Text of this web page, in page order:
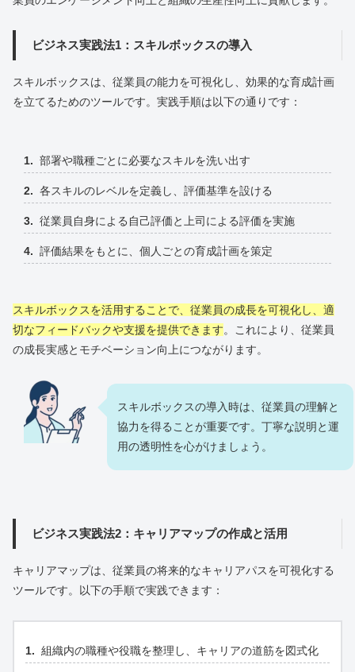
ビジネス実践法1：スキルボックスの導入
スキルボックスは、従業員の能力を可視化し、効果的な育成計画
を立てるためのツールです。実践手順は以下の通りです：
部署や職種ごとに必要なスキルを洗い出す
各スキルのレベルを定義し、評価基準を設ける
従業員自身による自己評価と上司による評価を実施
評価結果をもとに、個人ごとの育成計画を策定
スキルボックスを活用することで、従業員の成長を可視化し、適
切なフィードバックや支援を提供できます。これにより、従業員
の成長実感とモチベーション向上につながります。
スキルボックスの導入時は、従業員の理解と
協力を得ることが重要です。丁寧な説明と運
用の透明性を心がけましょう。
ビジネス実践法2：キャリアマップの作成と活用
キャリアマップは、従業員の将来的なキャリアパスを可視化する
ツールです。以下の手順で実践できます：
組織内の職種や役職を整理し、キャリアの道筋を図式化